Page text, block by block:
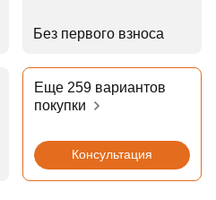
Без первого взноса
Еще 259 вариантов
покупки
Консультация